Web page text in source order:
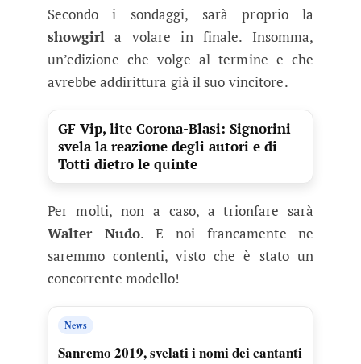
Secondo i sondaggi, sarà proprio la
showgirl a volare in finale. Insomma,
un’edizione che volge al termine e che
avrebbe addirittura già il suo vincitore.
GF Vip, lite Corona-Blasi: Signorini
svela la reazione degli autori e di
Totti dietro le quinte
Per molti, non a caso, a trionfare sarà
Walter Nudo. E noi francamente ne
saremmo contenti, visto che è stato un
concorrente modello!
News
Sanremo 2019, svelati i nomi dei cantanti